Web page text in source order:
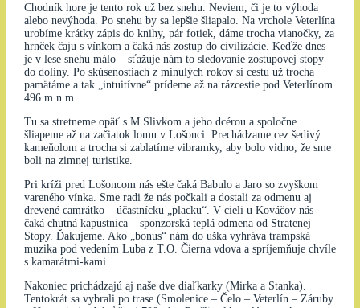
Chodník hore je tento rok už bez snehu. Neviem, či je to výhoda
alebo nevýhoda. Po snehu by sa lepšie šliapalo. Na vrchole Veterlína
urobíme krátky zápis do knihy, pár fotiek, dáme trocha vianočky, za
hrnček čaju s vínkom a čaká nás zostup do civilizácie. Keďže dnes
je v lese snehu málo – sťažuje nám to sledovanie zostupovej stopy
do doliny. Po skúsenostiach z minulých rokov si cestu už trocha
pamätáme a tak „intuitívne“ prídeme až na rázcestie pod Veterlínom
496 m.n.m.
Tu sa stretneme opäť s M.Slivkom a jeho dcérou a spoločne
šliapeme až na začiatok lomu v Lošonci. Prechádzame cez šedivý
kameňolom a trocha si zablatíme vibramky, aby bolo vidno, že sme
boli na zimnej turistike.
Pri kríži pred Lošoncom nás ešte čaká Babulo a Jaro so zvyškom
vareného vínka. Sme radi že nás počkali a dostali za odmenu aj
drevené camrátko – účastnícku „placku“. V cieli u Kováčov nás
čaká chutná kapustnica – sponzorská teplá odmena od Stratenej
Stopy. Ďakujeme. Ako „bonus“ nám do uška vyhráva trampská
muzika pod vedením Luba z T.O. Čierna vdova a spríjemňuje chvíle
s kamarátmi-kami.
Nakoniec prichádzajú aj naše dve diaľkarky (Mirka a Stanka).
Tentokrát sa vybrali po trase (Smolenice – Čelo – Veterlín – Záruby